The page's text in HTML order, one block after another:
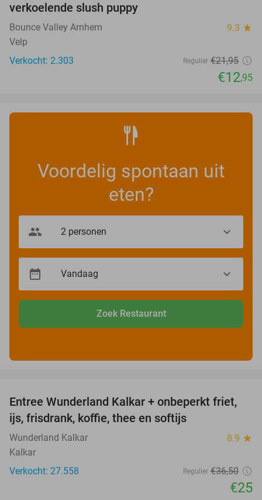
verkoelende slush puppy
Bounce Valley Arnhem 9.3 star
Velp
Verkocht: 2.303
Regulier €21,95
€12,95
Voordelig spontaan uit
eten?
Zoek Restaurant
32%
Entree Wunderland Kalkar + onbeperkt friet,
ijs, frisdrank, koffie, thee en softijs
Wunderland Kalkar 8.9 star
Kalkar
Verkocht: 27.558
Regulier €36,50
€25